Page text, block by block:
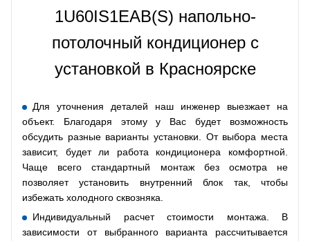
1U60IS1EAB(S) напольно-
потолочный кондиционер с
установкой в Красноярске
Для уточнения деталей наш инженер выезжает на
объект. Благодаря этому у Вас будет возможность
обсудить разные варианты установки. От выбора места
зависит, будет ли работа кондиционера комфортной.
Чаще всего стандартный монтаж без осмотра не
позволяет установить внутренний блок так, чтобы
избежать холодного сквозняка.
Индивидуальный расчет стоимости монтажа. В
зависимости от выбранного варианта рассчитывается